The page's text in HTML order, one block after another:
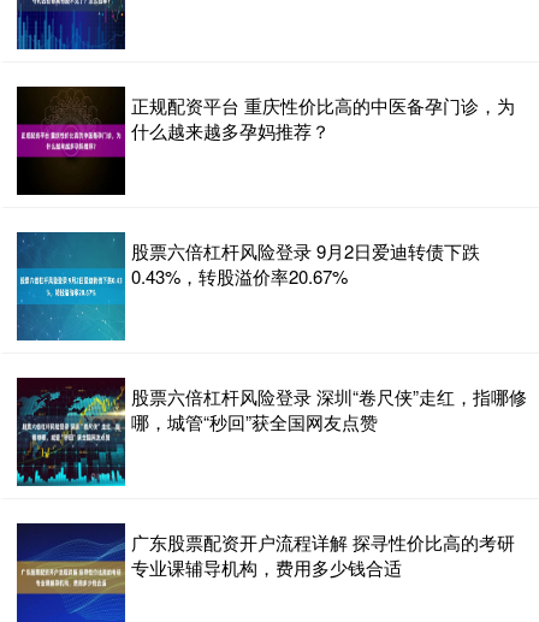
正规配资平台 重庆性价比高的中医备孕门诊，为
什么越来越多孕妈推荐？
股票六倍杠杆风险登录 9月2日爱迪转债下跌
0.43%，转股溢价率20.67%
股票六倍杠杆风险登录 深圳“卷尺侠”走红，指哪修
哪，城管“秒回”获全国网友点赞
广东股票配资开户流程详解 探寻性价比高的考研
专业课辅导机构，费用多少钱合适